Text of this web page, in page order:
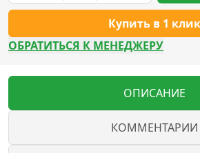
Купить в 1 клик
ОБРАТИТЬСЯ К МЕНЕДЖЕРУ
ОПИСАНИЕ
КОММЕНТАРИИ